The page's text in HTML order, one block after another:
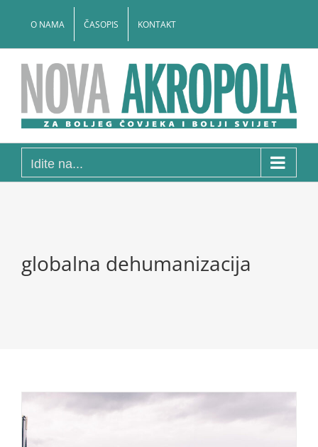
O NAMA ČASOPIS KONTAKT
Idite na...
globalna dehumanizacija